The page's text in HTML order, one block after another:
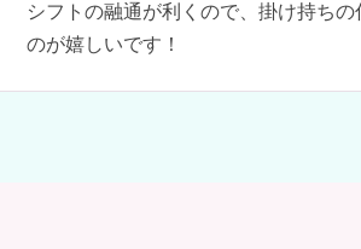
シフトの融通が利くので、掛け持ち
のが嬉しいです！